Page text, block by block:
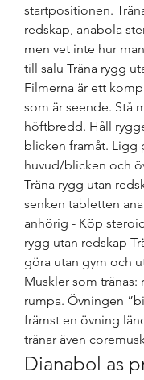
startpositionen.
redskap, anabola
men vet inte hur
till salu Träna rygg
Filmerna är ett
som är seende. Stå
höftbredd. Håll
blicken framåt. Ligg
huvud/blicken och
Träna rygg utan
senken tabletten
anhörig - Köp
rygg utan redskap
göra utan gym och
Muskler som tränas:
rumpa. Övningen
främst en övning
tränar även
Dianabol as